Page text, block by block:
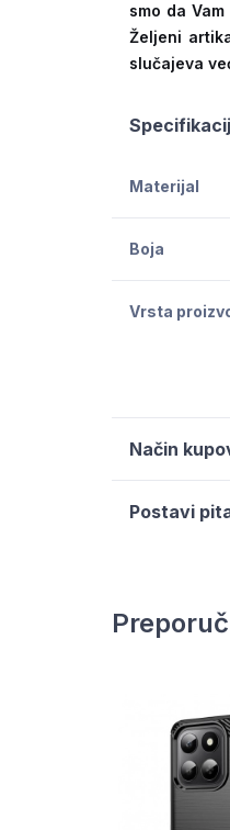
smo da
Željeni
slučajeva
Materijal
Boja
Vrsta
Način
Postavi